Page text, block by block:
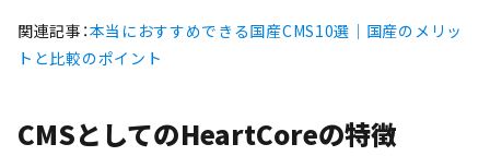
関連記事：本当におすすめできる国産CMS10選｜国産のメリッ
トと比較のポイント
CMSとしてのHeartCoreの特徴